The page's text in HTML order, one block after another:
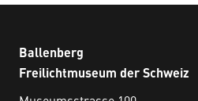
Ballenberg
Freilichtmuseum der Schweiz